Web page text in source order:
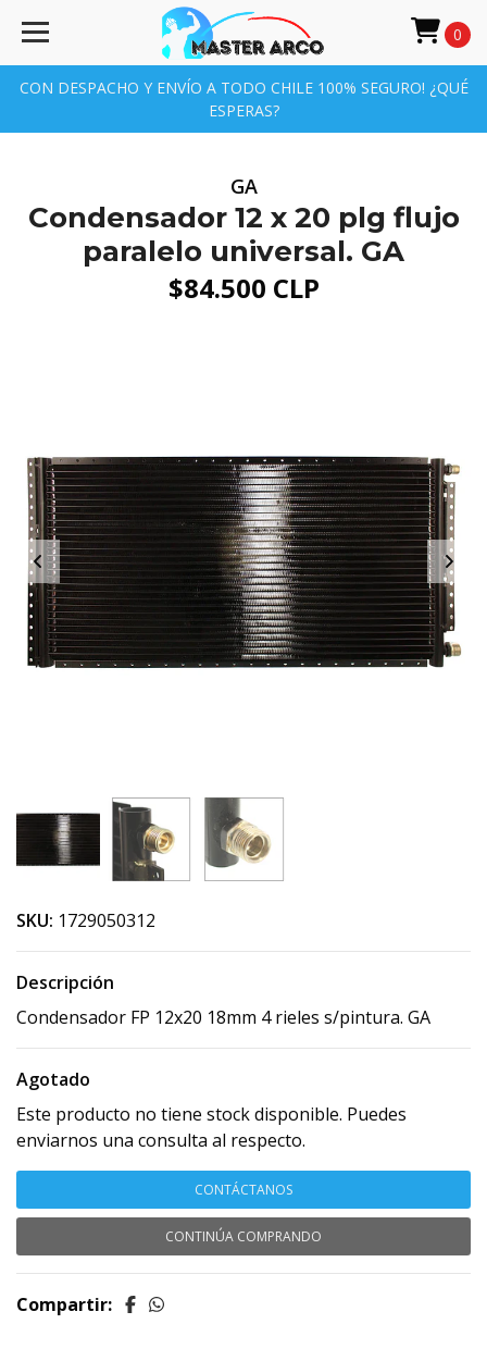
CON DESPACHO Y ENVÍO A TODO CHILE 100% SEGURO! ¿QUÉ
ESPERAS?
0
GA
Condensador 12 x 20 plg flujo
paralelo universal. GA
$84.500 CLP
SKU: 1729050312
Descripción
Condensador FP 12x20 18mm 4 rieles s/pintura. GA
Agotado
Este producto no tiene stock disponible. Puedes
enviarnos una consulta al respecto.
CONTÁCTANOS
CONTINÚA COMPRANDO
Compartir: